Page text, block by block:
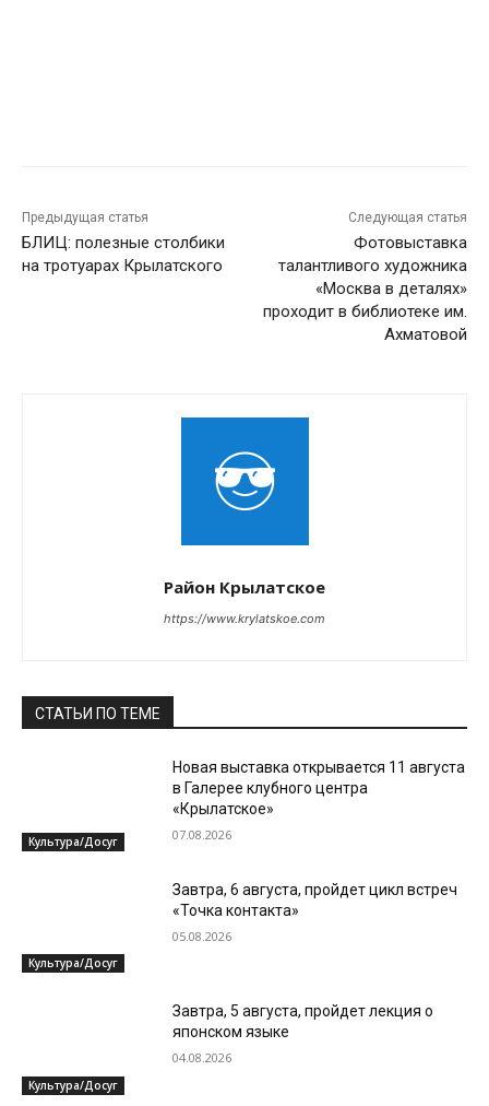
Предыдущая статья
БЛИЦ: полезные столбики
на тротуарах Крылатского
Следующая статья
Фотовыставка
талантливого художника
«Москва в деталях»
проходит в библиотеке им.
Ахматовой
Район Крылатское
https://www.krylatskoe.com
СТАТЬИ ПО ТЕМЕ
Культура/Досуг
Новая выставка открывается 11 августа
в Галерее клубного центра
«Крылатское»
07.08.2026
Культура/Досуг
Завтра, 6 августа, пройдет цикл встреч
«Точка контакта»
05.08.2026
Культура/Досуг
Завтра, 5 августа, пройдет лекция о
японском языке
04.08.2026